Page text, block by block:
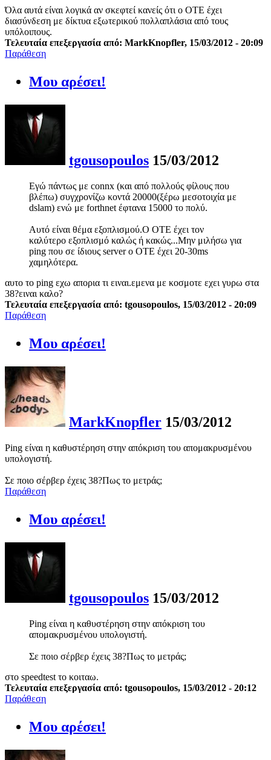
Όλα αυτά είναι λογικά αν σκεφτεί κανείς ότι ο ΟΤΕ έχει
διασύνδεση με δίκτυα εξωτερικού πολλαπλάσια από τους
υπόλοιπους.
Τελευταία επεξεργασία από: MarkKnopfler, 15/03/2012 - 20:09
Παράθεση
Μου αρέσει!
tgousopoulos 15/03/2012
Εγώ πάντως με connx (και από πολλούς φίλους που
βλέπω) συγχρονίζω κοντά 20000(ξέρω μεσοτοιχία με
dslam) ενώ με forthnet έφτανα 15000 το πολύ.
Αυτό είναι θέμα εξοπλισμού.Ο ΟΤΕ έχει τον
καλύτερο εξοπλισμό καλώς ή κακώς...Μην μιλήσω για
ping που σε ίδιους server o OTE έχει 20-30ms
χαμηλότερα.
αυτο το ping εχω απορια τι ειναι.εμενα με κοσμοτε εχει γυρω στα
38?ειναι καλο?
Τελευταία επεξεργασία από: tgousopoulos, 15/03/2012 - 20:09
Παράθεση
Μου αρέσει!
MarkKnopfler 15/03/2012
Ping είναι η καθυστέρηση στην απόκριση του απομακρυσμένου
υπολογιστή.
Σε ποιο σέρβερ έχεις 38?Πως το μετράς;
Παράθεση
Μου αρέσει!
tgousopoulos 15/03/2012
Ping είναι η καθυστέρηση στην απόκριση του
απομακρυσμένου υπολογιστή.
Σε ποιο σέρβερ έχεις 38?Πως το μετράς;
στο speedtest το κοιταω.
Τελευταία επεξεργασία από: tgousopoulos, 15/03/2012 - 20:12
Παράθεση
Μου αρέσει!